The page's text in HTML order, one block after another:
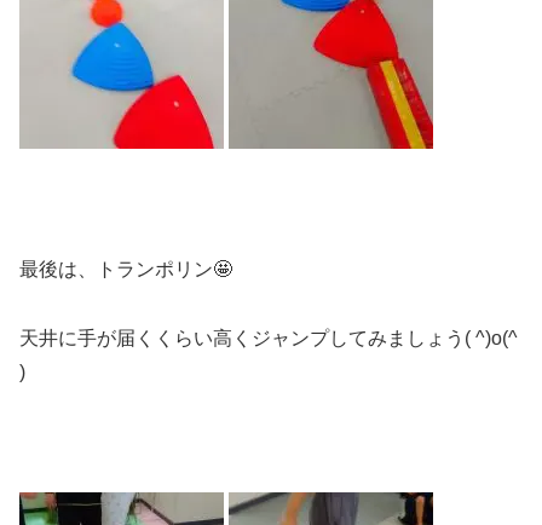
最後は、トランポリン🤩
天井に手が届くくらい高くジャンプしてみましょう( ^)o(^
)